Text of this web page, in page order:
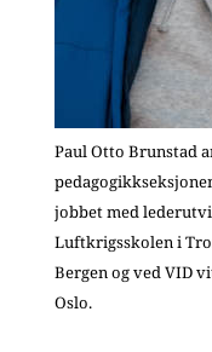
Paul Otto Brunstad
jobbet med
Luftkrigsskolen i
Bergen og ved VID
Oslo.